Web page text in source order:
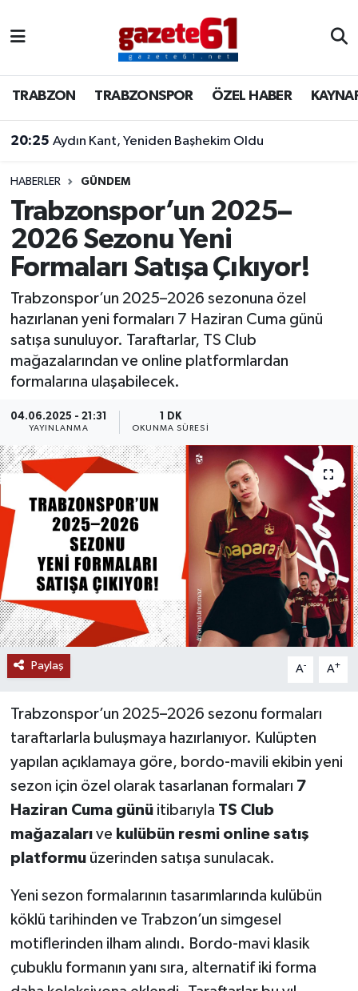
TRABZON TRABZONSPOR ÖZEL HABER
20:25 Aydın Kant, Yeniden Başhekim Oldu
HABERLER GÜNDEM
Trabzonspor’un 2025–
2026 Sezonu Yeni
Formaları Satışa Çıkıyor!
Trabzonspor’un 2025–2026 sezonuna özel
hazırlanan yeni formaları 7 Haziran Cuma günü
satışa sunuluyor. Taraftarlar, TS Club
mağazalarından ve online platformlardan
formalarına ulaşabilecek.
04.06.2025 - 21:31
YAYINLANMA
1 DK
OKUNMA SÜRESI
Paylaş A- A+
Trabzonspor’un 2025–2026 sezonu formaları
taraftarlarla buluşmaya hazırlanıyor. Kulüpten
yapılan açıklamaya göre, bordo-mavili ekibin yeni
sezon için özel olarak tasarlanan formaları 7
Haziran Cuma günüitibarıyla TS Club
mağazalarıve kulübün resmi online satış
platformuüzerinden satışa sunulacak.
Yeni sezon formalarının tasarımlarında kulübün
köklü tarihinden ve Trabzon’un simgesel
motiflerinden ilham alındı. Bordo-mavi klasik
çubuklu formanın yanı sıra, alternatif iki forma
TRABZONSPOR
ÖZEL HABER
KAYNAR KAZAN
SİYASET
GÜNDEM
Trabzon Nöbetçi Eczaneler
Trabzon Hava Durumu
Trabzon Namaz Vakitleri
Trabzon Trafik Yoğunluk Haritası
Süper Lig Puan Durumu ve Fikstür
Tüm Manşetler
Son Dakika Haberleri
Haber Arşivi